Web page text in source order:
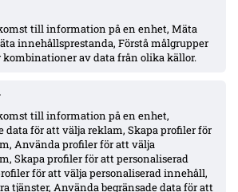
till information på en enhet, Mäta
innehållsprestanda, Förstå målgrupper
av data från olika källor.
till information på en enhet,
data för att välja reklam, Skapa profiler för
Använda profiler för att välja
Skapa profiler för att personaliserad
för att välja personaliserad innehåll,
tjänster, Använda begränsade data för att
Ellingsen skadad igen – vaden, rehab i gym och
väntan på allsvensk debut
förlängningsvilja med AIK – nobbade England
på målvaktsvärvning i Mjällby – ifrågasätter
”inte tillräckligt bra för ett topplag”